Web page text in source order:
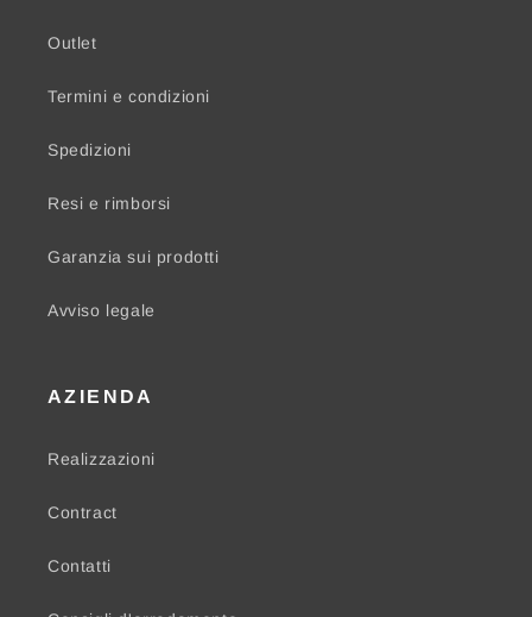
Outlet
Termini e condizioni
Spedizioni
Resi e rimborsi
Garanzia sui prodotti
Avviso legale
AZIENDA
Realizzazioni
Contract
Contatti